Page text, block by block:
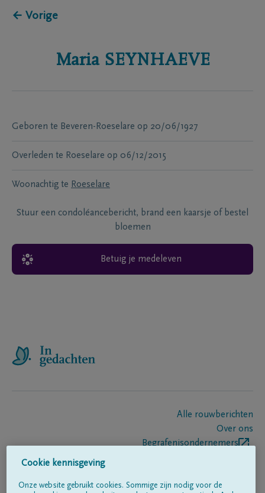
← Vorige
Maria SEYNHAEVE
Geboren te Beveren-Roeselare op 20/06/1927
Overleden te Roeselare op 06/12/2015
Woonachtig te Roeselare
Stuur een condoléancebericht, brand een kaarsje of bestel
bloemen
Betuig je medeleven
Alle rouwberichten
Over ons
Begrafenisondernemers
Cookie kennisgeving
Onze website gebruikt cookies. Sommige zijn nodig voor de